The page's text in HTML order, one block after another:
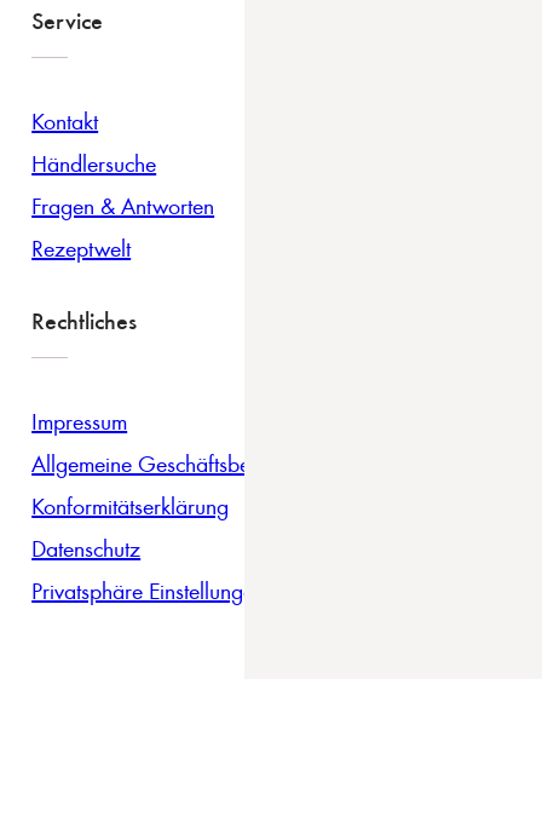
Service
Kontakt
Händlersuche
Fragen & Antworten
Rezeptwelt
Rechtliches
Impressum
Allgemeine Geschäftsbedingungen
Konformitätserklärung
Datenschutz
Privatsphäre Einstellungen